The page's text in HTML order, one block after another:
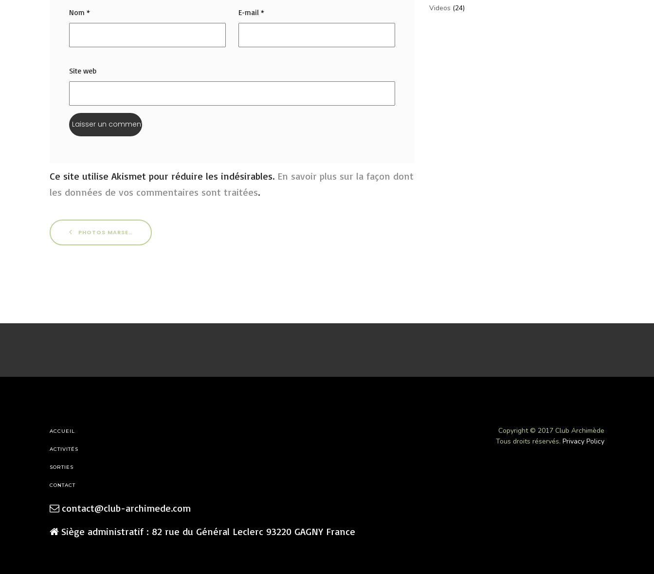
Nom * E-mail*
Site web
Ce site utilise Akismet pour réduire les indésirables. En savoir plus sur la façon dont
les données de vos commentaires sont traitées.
PHOTOS MARSEILLE 2015
Videos (24)
ACCUEIL
ACTIVITÉS
SORTIES
CONTACT
contact@club-archimede.com
Siège administratif : 82 rue du Général Leclerc 93220 GAGNY France
Copyright © 2017 Club Archimède
Tous droits réservés. Privacy Policy